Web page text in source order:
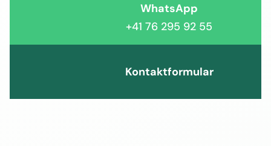
WhatsApp
+41 76 295 92 55
Kontaktformular